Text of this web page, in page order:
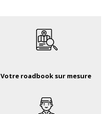
Votre roadbook sur mesure